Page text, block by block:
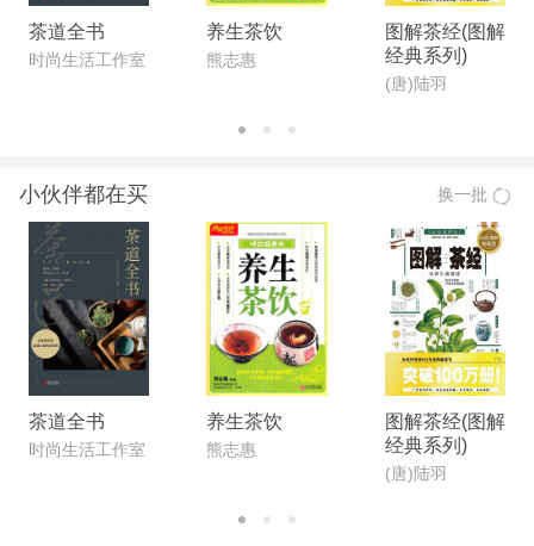
茶道全书
时尚生活工作室
养生茶饮
熊志惠
图解茶经(图解
经典系列)
(唐)陆羽
小伙伴都在买 换一批
茶道全书
时尚生活工作室
养生茶饮
熊志惠
图解茶经(图解
经典系列)
(唐)陆羽